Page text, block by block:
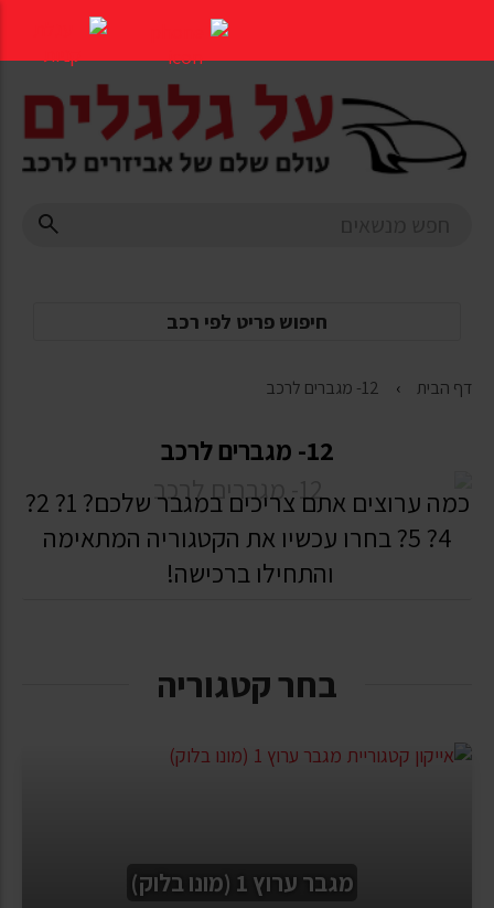
העמוד
חיפוש פריט לפי רכב
דף הבית 12- מגברים לרכב
12- מגברים לרכב
כמה ערוצים אתם צריכים במגבר שלכם? 1? 2?
4? 5? בחרו עכשיו את הקטגוריה המתאימה
והתחילו ברכישה!
בחר קטגוריה
מגבר ערוץ 1 (מונו בלוק)